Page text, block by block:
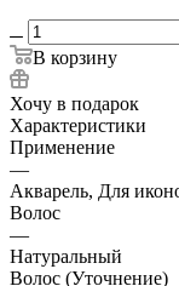
В корзину
Хочу в подарок
Характеристики
Применение
—
Акварель, Для
Волос
—
Натуральный
Волос (Уточнение)